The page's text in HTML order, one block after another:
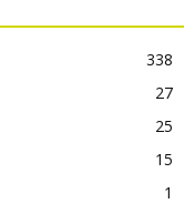
338
27
25
15
1